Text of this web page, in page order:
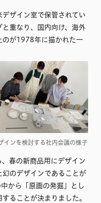
ザイン室で保管されてい
重なり、国内向け、海外
のが1978年に描かれた一
インを検討する社内会議の様子
春の新商品用にデザイン
のデザインであることが
から「原画の発掘」とし
ることが決まりました。